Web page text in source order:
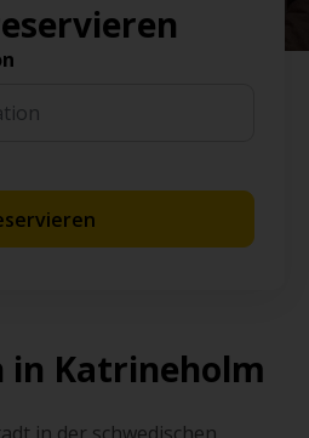
in Katrineholm